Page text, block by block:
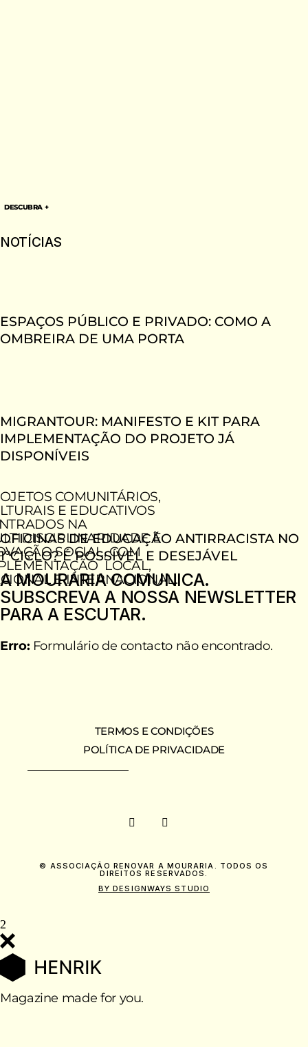
DESCUBRA +
COMUNITÁRIOS,
E EDUCATIVOS
NA
E
SOCIAL, COM
LOCAL,
E INTERNACIONAL.
NOTÍCIAS
ESPAÇOS PÚBLICO E PRIVADO: COMO A
OMBREIRA DE UMA PORTA
MIGRANTOUR: MANIFESTO E KIT PARA
IMPLEMENTAÇÃO DO PROJETO JÁ
DISPONÍVEIS
OFICINAS DE EDUCAÇÃO ANTIRRACISTA NO
1ºCICLO? É POSSÍVEL E DESEJÁVEL
A MOURARIA COMUNICA.
SUBSCREVA A NOSSA NEWSLETTER
PARA A ESCUTAR.
Erro: Formulário de contacto não encontrado.
TERMOS E CONDIÇÕES
POLÍTICA DE PRIVACIDADE
© ASSOCIAÇÃO RENOVAR A MOURARIA. TODOS OS
DIREITOS RESERVADOS.
BY DESIGNWAYS STUDIO
Magazine made for you.